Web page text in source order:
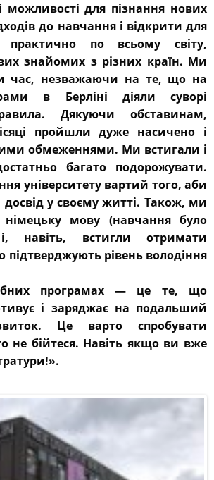
можливості для пізнання нових
до навчання і відкрити для
практично по всьому світу,
знайомих з різних країн. Ми
час, незважаючи на те, що на
в Берліні діяли суворі
Дякуючи обставинам,
пройшли дуже насичено і
обмеженнями. Ми встигали і
багато подорожувати.
університету вартий того, аби
у своєму житті. Також, ми
мову (навчання було
і, навіть, встигли отримати
підтверджують рівень володіння
програмах — це те, що
і заряджає на подальший
Це варто спробувати
не бійтеся. Навіть якщо ви вже